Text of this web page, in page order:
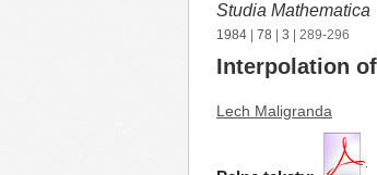
Studia Mathematica
1984 78 3 | 289-296
Interpolation
Lech Maligranda